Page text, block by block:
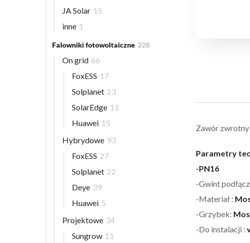
Zawór zwrotny
Parametry
-PN16
-Gwint
-Materiał :
-Grzybek:
-Do instalacji :
JA Solar 15
inne 1
Falowniki fotowoltaiczne 228
On grid 66
FoxESS 17
Solplanet 23
SolarEdge 11
Huawei 15
Hybrydowe 93
FoxESS 27
Solplanet 22
Deye 39
Huawei 5
Projektowe 34
Sungrow 11